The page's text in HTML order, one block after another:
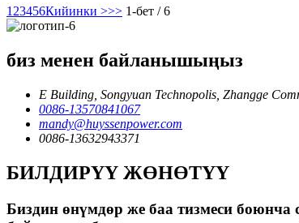
1 23456Кийинки >>> 1-бет / 6
биз менен байланышыңыз
E Building, Songyuan Technopolis, Zhangge
0086-13570841067
mandy@huyssenpower.com
0086-13632943371
БИЛДИРҮҮ ЖӨНӨТҮҮ
Биздин өнүмдөр же баа тизмеси боюнча